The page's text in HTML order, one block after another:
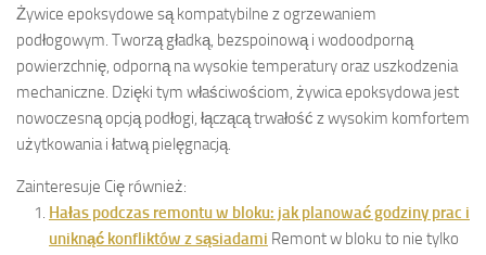
Żywice epoksydowe są kompatybilne z ogrzewaniem
podłogowym. Tworzą gładką, bezspoinową i wodoodporną
powierzchnię, odporną na wysokie temperatury oraz uszkodzenia
mechaniczne. Dzięki tym właściwościom, żywica epoksydowa jest
nowoczesną opcją podłogi, łączącą trwałość z wysokim komfortem
użytkowania i łatwą pielęgnacją.
Zainteresuje Cię również:
Hałas podczas remontu w bloku: jak planować godziny prac i
uniknąć konfliktów z sąsiadami Remont w bloku to nie tylko